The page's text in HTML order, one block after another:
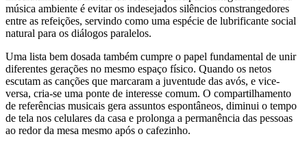
música ambiente é evitar os indesejados silêncios constrangedores
entre as refeições, servindo como uma espécie de lubrificante social
natural para os diálogos paralelos.
Uma lista bem dosada também cumpre o papel fundamental de unir
diferentes gerações no mesmo espaço físico. Quando os netos
escutam as canções que marcaram a juventude das avós, e vice-
versa, cria-se uma ponte de interesse comum. O compartilhamento
de referências musicais gera assuntos espontâneos, diminui o tempo
de tela nos celulares da casa e prolonga a permanência das pessoas
ao redor da mesa mesmo após o cafezinho.